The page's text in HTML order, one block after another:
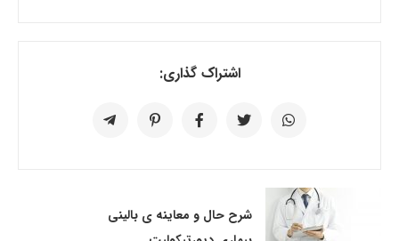
اشتراک گذاری:
شرح حال و معاینه ی بالینی